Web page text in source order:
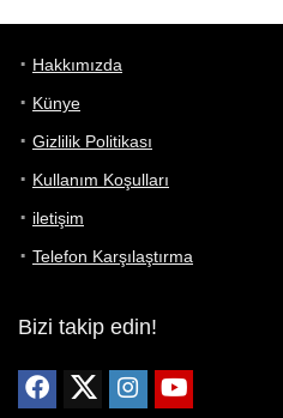
Hakkımızda
Künye
Gizlilik Politikası
Kullanım Koşulları
iletişim
Telefon Karşılaştırma
Bizi takip edin!